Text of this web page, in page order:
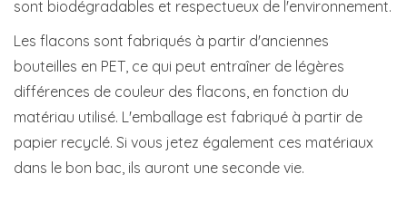
sont biodégradables et respectueux de l'environnement.
Les flacons sont fabriqués à partir d'anciennes
bouteilles en PET, ce qui peut entraîner de légères
différences de couleur des flacons, en fonction du
matériau utilisé. L'emballage est fabriqué à partir de
papier recyclé. Si vous jetez également ces matériaux
dans le bon bac, ils auront une seconde vie.